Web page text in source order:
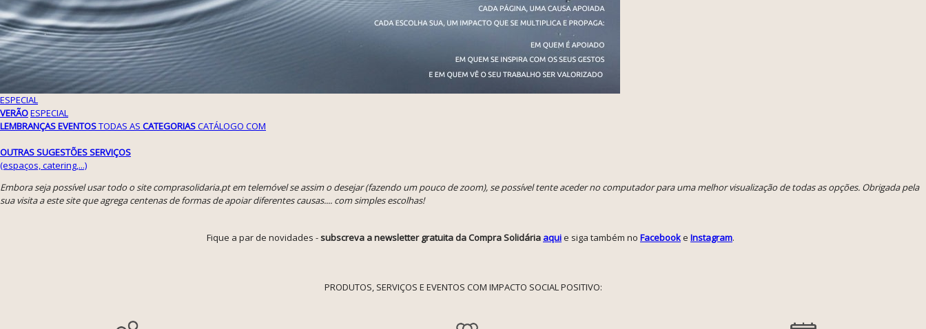
ESPECIAL
VERÃOESPECIAL
LEMBRANÇAS EVENTOSTODAS AS CATEGORIASCATÁLOGO COM
OUTRAS SUGESTÕESSERVIÇOS
(espaços, catering,...)
Embora seja possível usar todo o site comprasolidaria.pt em telemóvel se assim o desejar (fazendo um pouco de zoom), se possível tente aceder no computador para uma melhor visualização de todas as opções. Obrigada pela
sua visita a este site que agrega centenas de formas de apoiar diferentes causas.... com simples escolhas!
Fique a par de novidades -subscreva a newsletter gratuita da Compra Solidária aquie siga também no Facebooke Instagram.
PRODUTOS, SERVIÇOS E EVENTOS COM IMPACTO SOCIAL POSITIVO: